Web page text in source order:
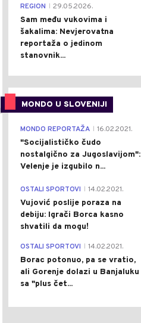
SAOBRAĆAJNI KOLAPS U
BANJALUCI: DUGE KOLONE
VOZILA KOD PRIJEDORSKE
PETLJE
REGION 29.05.2026.
Sam među vukovima i
šakalima: Nevjerovatna
reportaža o jedinom
stanovnik...
MONDO U SLOVENIJI
MONDO REPORTAŽA 16.02.2021.
"Socijalističko čudo
nostalgično za Jugoslavijom":
Velenje je izgubilo n...
OSTALI SPORTOVI 14.02.2021.
Vujović poslije poraza na
debiju: Igrači Borca kasno
shvatili da mogu!
OSTALI SPORTOVI 14.02.2021.
Borac potonuo, pa se vratio,
ali Gorenje dolazi u Banjaluku
sa "plus čet...